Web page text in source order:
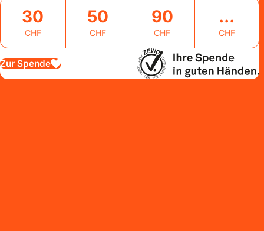
30
CHF
50
CHF
90
CHF CHF
Zur Spende